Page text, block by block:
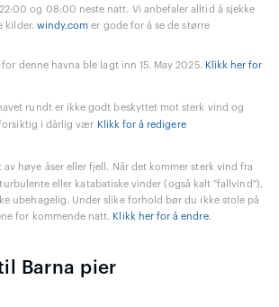
og 08:00 neste natt. Vi anbefaler alltid å sjekke
kilder. windy.com er gode for å se de større
denne havna ble lagt inn 15. May 2025. Klikk her for
rundt er ikke godt beskyttet mot sterk vind og
i dårlig vær Klikk for å redigere
av høye åser eller fjell. Når det kommer sterk vind fra
eller katabatiske vinder (også kalt "fallvind"),
ubehagelig. Under slike forhold bør du ikke stole på
for kommende natt. Klikk her for å endre.
Barna pier